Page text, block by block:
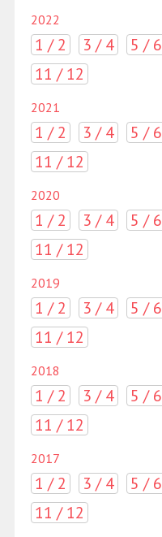
2022
1 / 2 3 / 4 5 / 6
11 / 12
2021
1 / 2 3 / 4 5 / 6
11 / 12
2020
1 / 2 3 / 4 5 / 6
11 / 12
2019
1 / 2 3 / 4 5 / 6
11 / 12
2018
1 / 2 3 / 4 5 / 6
11 / 12
2017
1 / 2 3 / 4 5 / 6
11 / 12